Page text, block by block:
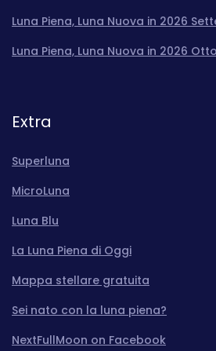
Luna Piena, Luna Nuova in 2026
Luna Piena, Luna Nuova in 2026
Extra
Superluna
MicroLuna
Luna Blu
La Luna Piena di Oggi
Mappa stellare gratuita
Sei nato con la luna piena?
NextFullMoon on Facebook